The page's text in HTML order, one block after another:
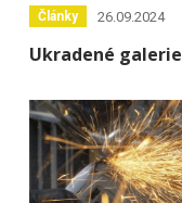
Články 26.09.2024
Ukradené galerie